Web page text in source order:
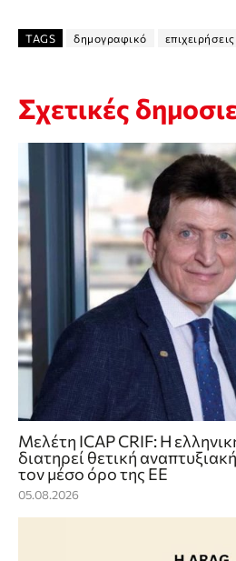
TAGS δημογραφικό επιχειρήσεις
Σχετικές
Μελέτη ICAP CRIF: Η
διατηρεί θετική
τον μέσο όρο της ΕΕ
05.08.2026